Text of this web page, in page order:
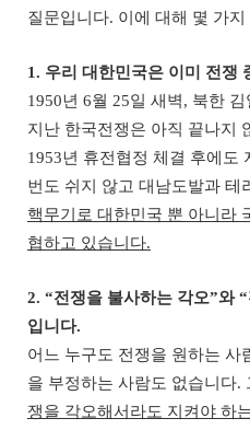
질문입니다. 이에 대해 몇 가
1. 우리 대한민국은 이미 전쟁
1950년 6월 25일 새벽, 북한 김
지난 한국전쟁은 아직 끝나지
1953년 휴전협정 체결 후에도
번도 쉬지 않고 대남도발과 테
핵무기로 대한민국 뿐 아니라
협하고 있습니다.
2. “전쟁을 불사하는 각오”와“
입니다.
어느 누구도 전쟁을 원하는 사
을 부정하는 사람도 없습니다.
쟁을 각오해서라도 지켜야 하